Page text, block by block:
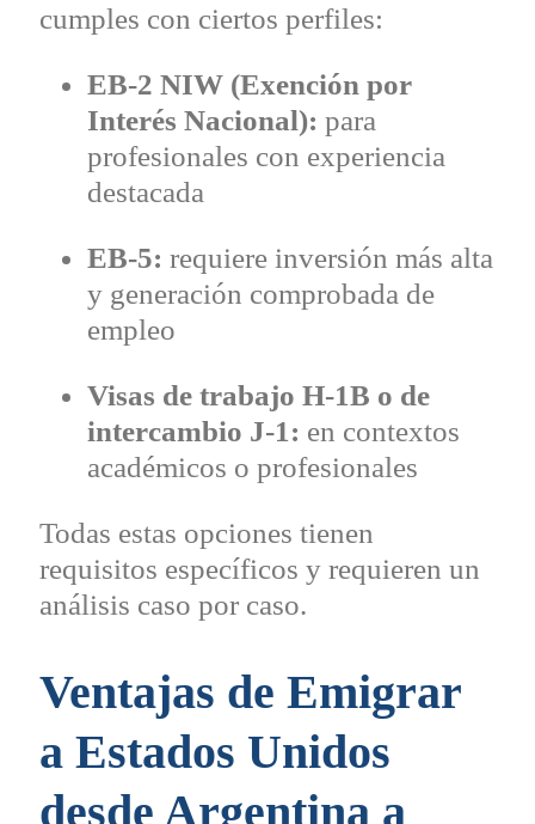
cumples con ciertos perfiles:
EB-2 NIW (Exención por
Interés Nacional): para
profesionales con experiencia
destacada
EB-5: requiere inversión más alta
y generación comprobada de
empleo
Visas de trabajo H-1B o de
intercambio J-1: en contextos
académicos o profesionales
Todas estas opciones tienen
requisitos específicos y requieren un
análisis caso por caso.
Ventajas de Emigrar
a Estados Unidos
desde Argentina a